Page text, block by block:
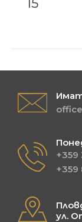
15
+359
+359
ул.